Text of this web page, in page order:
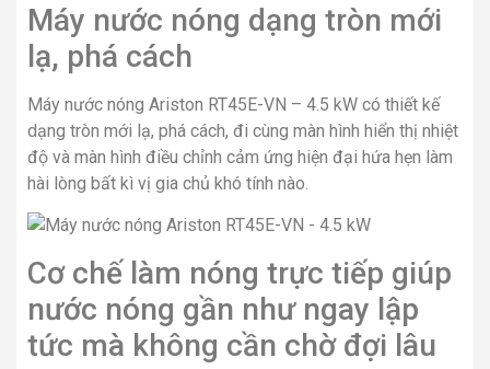
Máy nước nóng dạng tròn mới
lạ, phá cách
Máy nước nóng Ariston RT45E-VN – 4.5 kW có thiết kế
dạng tròn mới lạ, phá cách, đi cùng màn hình hiển thị nhiệt
độ và màn hình điều chỉnh cảm ứng hiện đại hứa hẹn làm
hài lòng bất kì vị gia chủ khó tính nào.
Cơ chế làm nóng trực tiếp giúp
nước nóng gần như ngay lập
tức mà không cần chờ đợi lâu